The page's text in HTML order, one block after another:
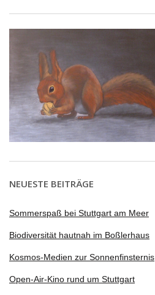
NEUESTE BEITRÄGE
Sommerspaß bei Stuttgart am Meer
Biodiversität hautnah im Boßlerhaus
Kosmos-Medien zur Sonnenfinsternis
Open-Air-Kino rund um Stuttgart